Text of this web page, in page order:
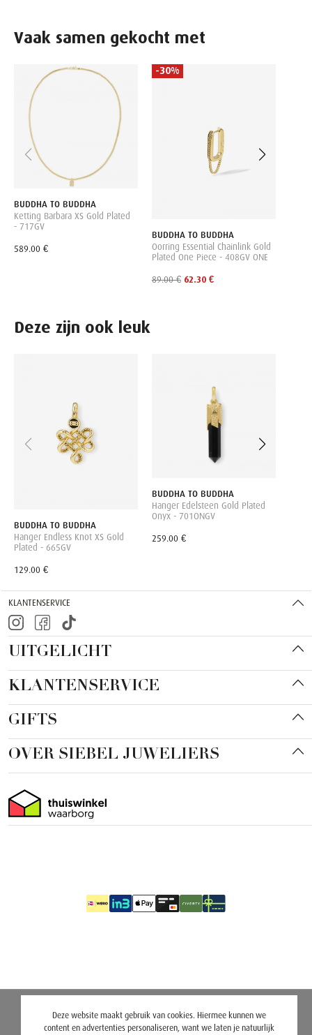
Vaak samen gekocht met
BUDDHA TO BUDDHA
Ketting Barbara XS Gold Plated
- 717GV
589.00 €
-30%
BUDDHA TO BUDDHA
Oorring Essential Chainlink Gold
Plated One Piece - 408GV ONE
89.00 € 62.30 €
Deze zijn ook leuk
BUDDHA TO BUDDHA
Hanger Endless Knot XS Gold
Plated - 665GV
129.00 €
BUDDHA TO BUDDHA
Hanger Edelsteen Gold Plated
Onyx - 701ONGV
259.00 €
KLANTENSERVICE
UITGELICHT
KLANTENSERVICE
GIFTS
OVER SIEBEL JUWELIERS
Deze website maakt gebruik van cookies. Hiermee kunnen we
content en advertenties personaliseren, want we laten je natuurlijk